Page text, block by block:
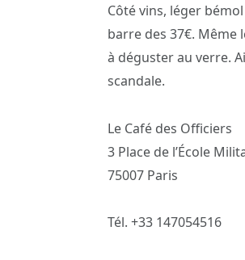
Côté vins, léger
barre des 37€. Même
à déguster au verre.
scandale.
Le Café des Officiers
3 Place de l’École
75007 Paris
Tél. +33 147054516